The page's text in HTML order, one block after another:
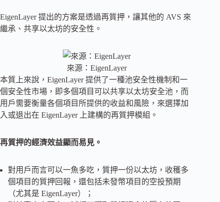
EigenLayer 提出的方案是透過再質押，讓其他的 AVS 來
繼承、共享以太坊的安全性。
來源：EigenLayer
本質上來說，EigenLayer 提供了一種池安全性機制和一
個安全性市場，即多個項目可以共享以太坊安全池，而
用戶需要衡量各個項目所提供的收益和風險，來選擇加
入或退出在 EigenLayer 上建構的再質押模組。
再質押的經濟效益顯而易見。
對用戶而言可以一魚多吃，質押一份以太坊，收穫多
個項目的質押回報，還包括未發幣項目的空投預期
（尤其是 EigenLayer）；